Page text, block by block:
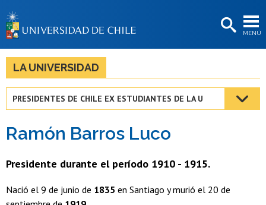
MENÚ
BIBLIOTECAS
LA UNIVERSIDAD
Estudiantes
Académicas/os
Funcionarias/os
LA UNIVERSIDAD
PRESIDENTES DE CHILE EX ESTUDIANTES DE LA U
Ramón Barros Luco
Presidente durante el período 1910 - 1915.
Nació el 9 de junio de 1835 en Santiago y murió el 20 de